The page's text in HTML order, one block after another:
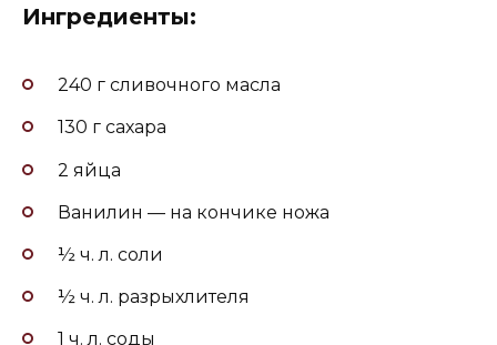
Ингредиенты:
240 г сливочного масла
130 г сахара
2 яйца
Ванилин — на кончике ножа
½ ч. л. соли
½ ч. л. разрыхлителя
1 ч. л. соды